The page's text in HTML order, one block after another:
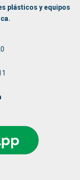
plásticos y equipos